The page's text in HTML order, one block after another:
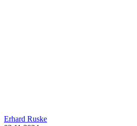
Erhard Ruske